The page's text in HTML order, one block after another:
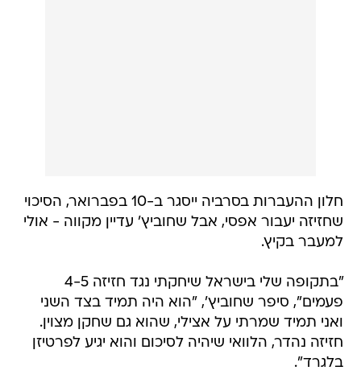
חלון ההעברות בסרביה ייסגר ב-10 בפברואר, הסיכוי
שחזיזה יעבור אפסי, אבל שחוביץ' עדיין מקווה - אולי
למעבר בקיץ.
"בתקופה שלי בישראל שיחקתי נגד חזיזה 4-5
פעמים", סיפר שחוביץ', "הוא היה תמיד בצד השני
ואני תמיד שמרתי על אצילי, שהוא גם שחקן מצוין.
חזיזה נהדר, הלוואי שיהיה לסיכום והוא יגיע לפרטיזן
בלגרד".